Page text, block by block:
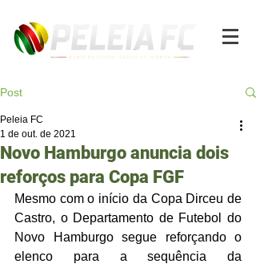
Post
Novo Hamburgo anuncia dois
reforços para Copa FGF
Peleia FC
1 de out. de 2021
Mesmo com o início da Copa Dirceu de
Castro, o Departamento de Futebol do
Novo Hamburgo segue reforçando o
elenco para a sequência da